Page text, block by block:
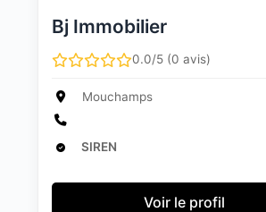
Bj Immobilier
0.0/5 (0 avis)
Mouchamps
SIREN
Voir le profil